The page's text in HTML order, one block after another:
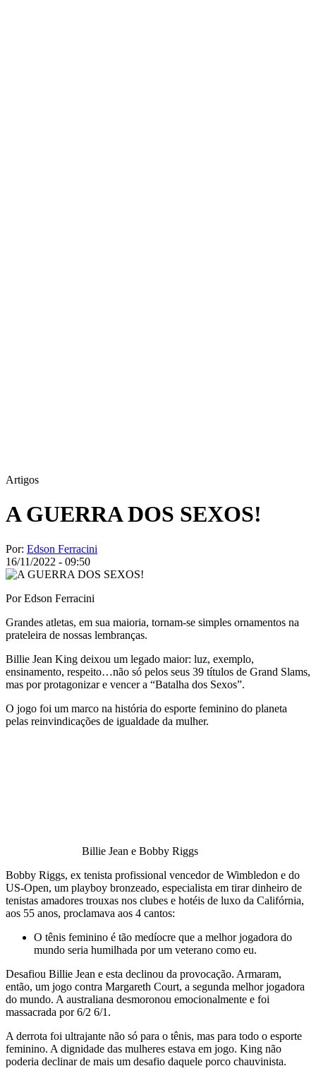
Artigos
A GUERRA DOS SEXOS!
Por: Edson Ferracini
16/11/2022 - 09:50
Por Edson Ferracini
Grandes atletas, em sua maioria, tornam-se simples ornamentos na
prateleira de nossas lembranças.
Billie Jean King deixou um legado maior: luz, exemplo,
ensinamento, respeito…não só pelos seus 39 títulos de Grand Slams,
mas por protagonizar e vencer a “Batalha dos Sexos”.
O jogo foi um marco na história do esporte feminino do planeta
pelas reinvindicações de igualdade da mulher.
Billie Jean e Bobby Riggs
Bobby Riggs, ex tenista profissional vencedor de Wimbledon e do
US-Open, um playboy bronzeado, especialista em tirar dinheiro de
tenistas amadores trouxas nos clubes e hotéis de luxo da Califórnia,
aos 55 anos, proclamava aos 4 cantos:
O tênis feminino é tão medíocre que a melhor jogadora do
mundo seria humilhada por um veterano como eu.
Desafiou Billie Jean e esta declinou da provocação. Armaram,
então, um jogo contra Margareth Court, a segunda melhor jogadora
do mundo. A australiana desmoronou emocionalmente e foi
massacrada por 6/2 6/1.
A derrota foi ultrajante não só para o tênis, mas para todo o esporte
feminino. A dignidade das mulheres estava em jogo. King não
poderia declinar de mais um desafio daquele porco chauvinista.